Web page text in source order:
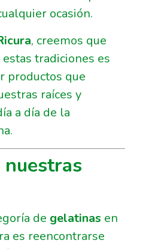
ocasión.
, creemos que
tradiciones es
productos que
raíces y
a día de la
nuestras
de gelatinas en
es reencontrarse